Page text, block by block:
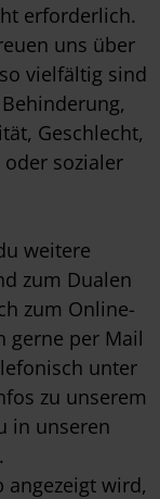
erforderlich.
uns über
vielfältig sind
Geschlecht,
sozialer
weitere
zum Dualen
zum Online-
gerne per Mail
unter
zu unserem
in unseren
.
angezeigt wird,